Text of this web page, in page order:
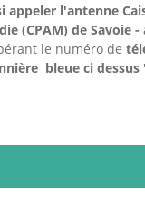
appeler l'antenne
(CPAM) de Savoie -
le numéro de
bleue ci